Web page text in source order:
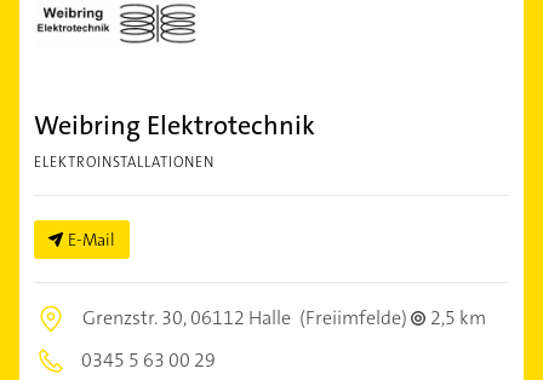
Weibring Elektrotechnik
ELEKTROINSTALLATIONEN
E-Mail
Grenzstr. 30,06112 Halle (Freiimfelde)
2,5 km
0345 5 63 00 29